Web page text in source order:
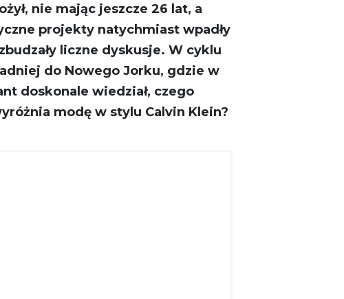
nie mając jeszcze 26 lat, a
projekty natychmiast wpadły
liczne dyskusje. W cyklu
do Nowego Jorku, gdzie w
doskonale wiedział, czego
modę w stylu Calvin Klein?